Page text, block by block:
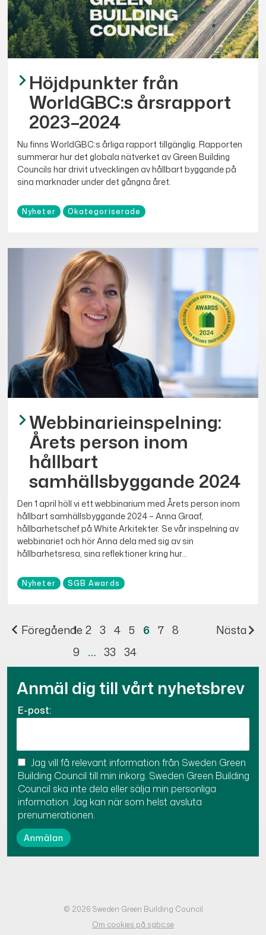
Höjdpunkter från
WorldGBC:s årsrapport
2023–2024
Nu finns WorldGBC:s årliga rapport tillgänglig. Rapporten
summerar hur det globala nätverket av Green Building
Councils har drivit utvecklingen av hållbart byggande på
sina marknader under det gångna året.
Nyheter Okategoriserade
Webbinarieinspelning:
Årets person inom
hållbart
samhällsbyggande 2024
Den 1 april höll vi ett webbinarium med Årets person inom
hållbart samhällsbyggande 2024 – Anna Graaf,
hållbarhetschef på White Arkitekter. Se vår inspelning av
webbinariet och hör Anna dela med sig av sin
hållbarhetsresa, sina reflektioner kring hur...
Nyheter SGB Awards
Föregående
1 2 3 4 5 6 7 8
9 … 33 34
Nästa
Anmäl dig till vårt nyhetsbrev
E-post:
Jag vill få relevant information från Sweden Green
Building Council till min inkorg. Sweden Green Building
Council ska inte dela eller sälja min personliga
information. Jag kan när som helst avsluta
prenumerationen.
© 2026 Sweden Green Building Council
Om cookies på sgbc.se